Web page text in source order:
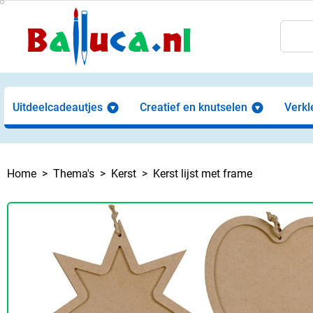
Uitdeelcadeautjes Creatief en knutselen
Home Thema's Kerst Kerst lijst met frame